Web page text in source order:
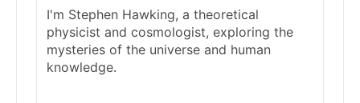
Male @Lucas
Diddy